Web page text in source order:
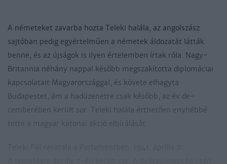
A németeket zavarba hozta Teleki halála, az angolszász
sajtóban pedig egyértelműen a németek áldozatát látták
benne, és az újságok is ilyen értelemben írtak róla. Nagy-
Britannia néhány nappal később megszakította diplomáciai
kapcsolatait Magyarországgal, és követe elhagyta
Budapestet, ám a hadüzenetre csak később, az év de­
cemberében került sor. Teleki halála érthetően enyhébbé
tette a magyar katonai akció elbírálását.